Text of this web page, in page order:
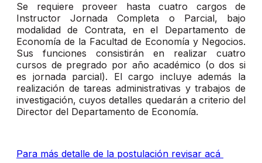
Se requiere proveer hasta cuatro cargos de
Instructor Jornada Completa o Parcial, bajo
modalidad de Contrata, en el Departamento de
Economía de la Facultad de Economía y Negocios.
Sus funciones consistirán en realizar cuatro
cursos de pregrado por año académico (o dos si
es jornada parcial). El cargo incluye además la
realización de tareas administrativas y trabajos de
investigación, cuyos detalles quedarán a criterio del
Director del Departamento de Economía.
Para más detalle de la postulación revisar acá